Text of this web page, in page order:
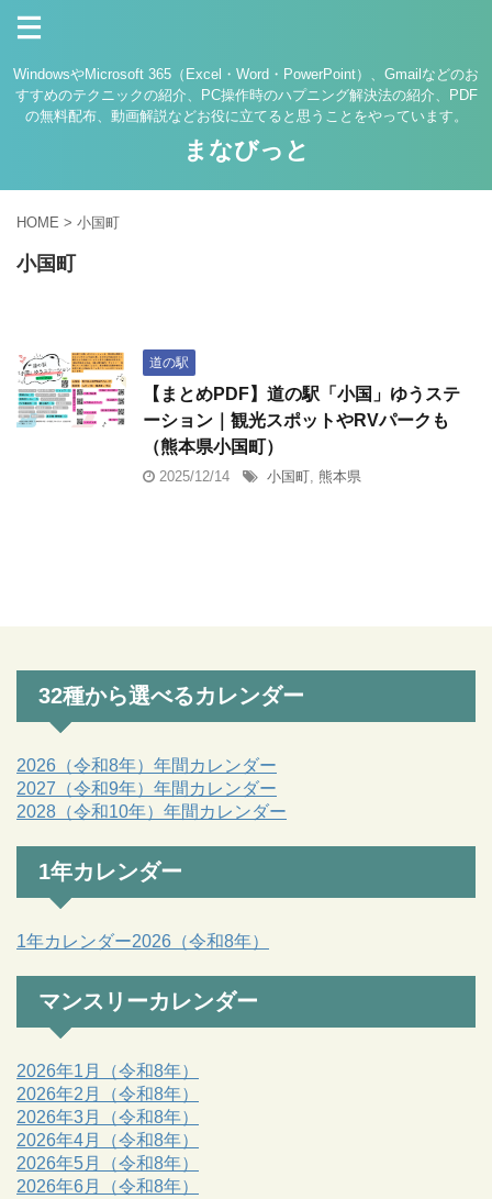
WindowsやMicrosoft 365（Excel・Word・PowerPoint）、Gmailなどのお
すすめのテクニックの紹介、PC操作時のハプニング解決法の紹介、PDF
の無料配布、動画解説などお役に立てると思うことをやっています。
まなびっと
HOME > 小国町
小国町
道の駅
【まとめPDF】道の駅「小国」ゆうステ
ーション｜観光スポットやRVパークも
（熊本県小国町）
2025/12/14 小国町, 熊本県
32種から選べるカレンダー
2026（令和8年）年間カレンダー
2027（令和9年）年間カレンダー
2028（令和10年）年間カレンダー
1年カレンダー
1年カレンダー2026（令和8年）
マンスリーカレンダー
2026年1月（令和8年）
2026年2月（令和8年）
2026年3月（令和8年）
2026年4月（令和8年）
2026年5月（令和8年）
2026年6月（令和8年）